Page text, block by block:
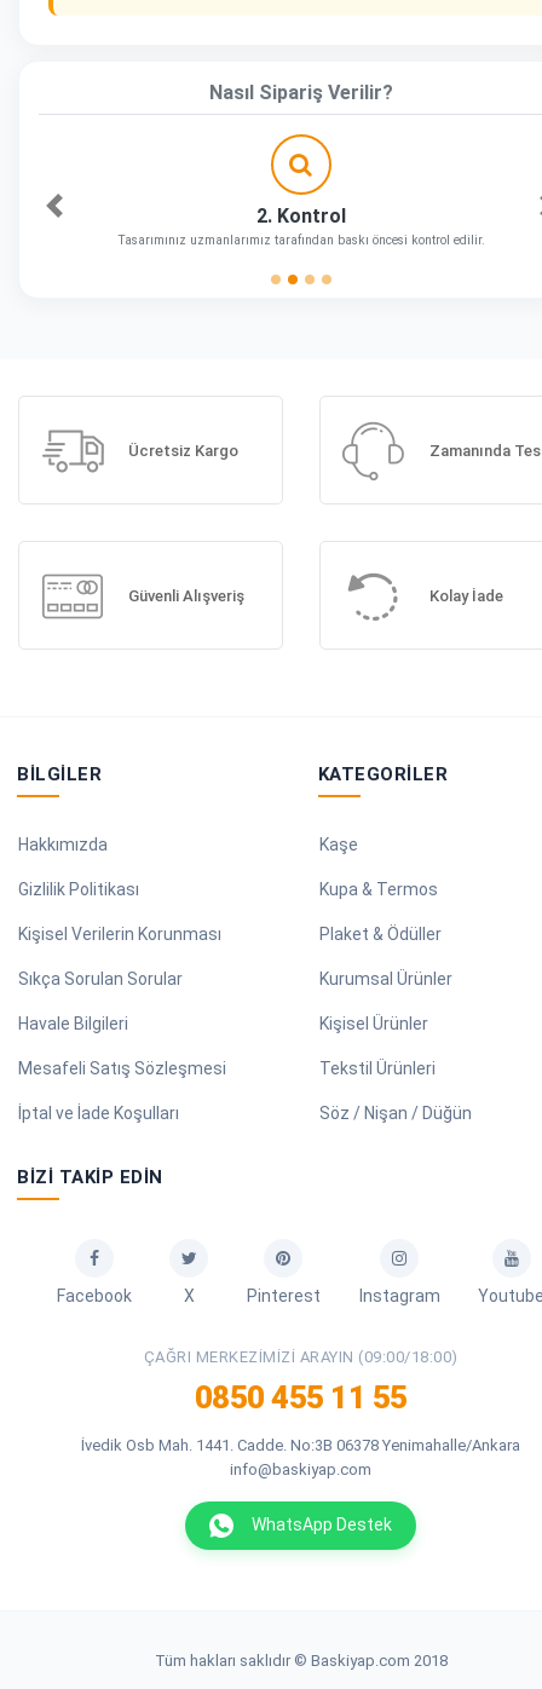
Nasıl Sipariş Verilir?
2. Kontrol
Tasarımınız uzmanlarımız tarafından baskı öncesi kontrol edilir.
Önceki
Ücretsiz Kargo Zamanında
Güvenli Alışveriş Kolay İade
BILGILER
Hakkımızda
Gizlilik Politikası
Kişisel Verilerin Korunması
Sıkça Sorulan Sorular
Havale Bilgileri
Mesafeli Satış Sözleşmesi
İptal ve İade Koşulları
KATEGORILER
Kaşe
Kupa & Termos
Plaket & Ödüller
Kurumsal Ürünler
Kişisel Ürünler
Tekstil Ürünleri
Söz / Nişan / Düğün
BIZI TAKIP EDIN
Facebook X Pinterest Instagram
ÇAĞRI MERKEZIMIZI ARAYIN (09:00/18:00)
0850 455 11 55
İvedik Osb Mah. 1441. Cadde. No:3B 06378 Yenimahalle/Ankara
info@baskiyap.com
WhatsApp Destek
Tüm hakları saklıdır © Baskiyap.com 2018